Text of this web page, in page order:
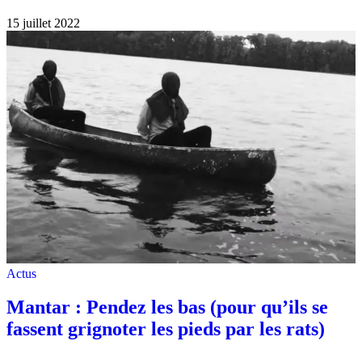
15 juillet 2022
Actus
Mantar : Pendez les bas (pour qu’ils se
fassent grignoter les pieds par les rats)